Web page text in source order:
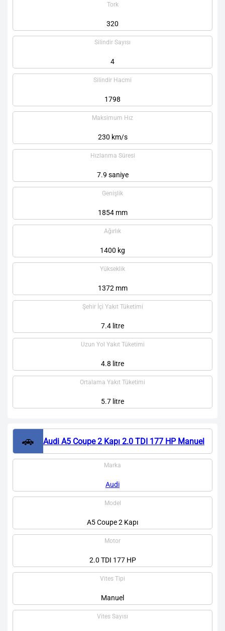
Tork
320
Silindir Sayısı
4
Silindir Hacmi
1798
Maksimum Hız
230 km/s
Hızlanma Süresi
7.9 saniye
Genişlik
1854 mm
Ağırlık
1400 kg
Yükseklik
1372 mm
Şehir İçi Yakıt Tüketimi
7.4 litre
Uzun Yol Yakıt Tüketimi
4.8 litre
Ortalama Yakıt Tüketimi
5.7 litre
🚗 Audi A5 Coupe 2 Kapı 2.0 TDI 177 HP Manuel
Marka
Audi
Model
A5 Coupe 2 Kapı
Motor
2.0 TDI 177 HP
Vites Tipi
Manuel
Vites Sayısı